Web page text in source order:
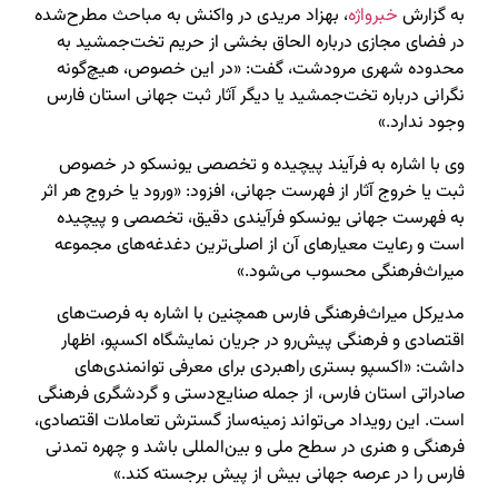
به گزارش خبرواژه، بهزاد مریدی در واکنش به مباحث مطرح‌شده
در فضای مجازی درباره الحاق بخشی از حریم تخت‌جمشید به
محدوده شهری مرودشت، گفت: «در این خصوص، هیچ‌گونه
نگرانی درباره تخت‌جمشید یا دیگر آثار ثبت جهانی استان فارس
وجود ندارد.»
وی با اشاره به فرآیند پیچیده و تخصصی یونسکو در خصوص
ثبت یا خروج آثار از فهرست جهانی، افزود: «ورود یا خروج هر اثر
به فهرست جهانی یونسکو فرآیندی دقیق، تخصصی و پیچیده
است و رعایت معیارهای آن از اصلی‌ترین دغدغه‌های مجموعه
میراث‌فرهنگی محسوب می‌شود.»
مدیرکل میراث‌فرهنگی فارس همچنین با اشاره به فرصت‌های
اقتصادی و فرهنگی پیش‌رو در جریان نمایشگاه اکسپو، اظهار
داشت: «اکسپو بستری راهبردی برای معرفی توانمندی‌های
صادراتی استان فارس، از جمله صنایع‌دستی و گردشگری فرهنگی
است. این رویداد می‌تواند زمینه‌ساز گسترش تعاملات اقتصادی،
فرهنگی و هنری در سطح ملی و بین‌المللی باشد و چهره تمدنی
فارس را در عرصه جهانی بیش از پیش برجسته کند.»